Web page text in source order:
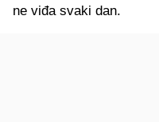
ne viđa svaki dan.